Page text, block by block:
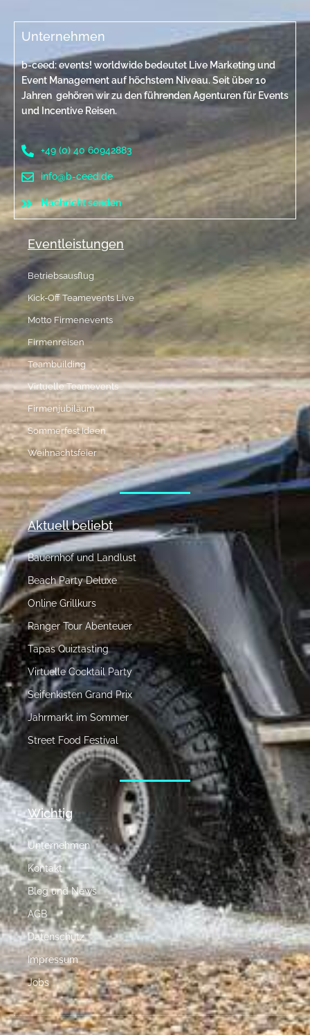
Unternehmen
b-ceed: events! worldwide bedeutet Live Marketing und
Event Management auf höchstem Niveau. Seit über 10
Jahren gehören wir zu den führenden Agenturen für Events
und Incentive Reisen.
+49 (0) 40 60942883
info@b-ceed.de
Nachricht senden
Eventleistungen
Betriebsausflug
Kick-Off Teamevents Live
Motto Firmenevents
Firmenreisen
Teambuilding
Virtuelle Teamevents
Firmenjubiläum
Sommerfest Ideen
Weihnachtsfeier
Aktuell beliebt
Bauernhof und Landlust
Beach Party Deluxe
Online Grillkurs
Ranger Tour Abenteuer
Tapas Quiztasting
Virtuelle Cocktail Party
Seifenkisten Grand Prix
Jahrmarkt im Sommer
Street Food Festival
Wichtig
Unternehmen
Kontakt
Blog und News
AGB
Datenschutz
Impressum
Jobs